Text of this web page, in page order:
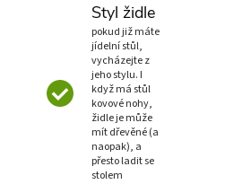
Styl židle
pokud již máte
jídelní stůl,
vycházejte z
jeho stylu. I
když má stůl
kovové nohy,
židle je může
mít dřevěné (a
naopak), a
přesto ladit se
stolem